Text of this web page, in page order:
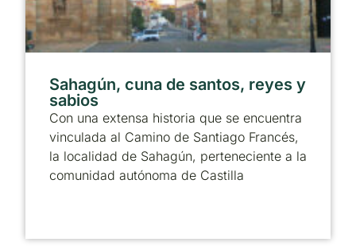
Sahagún, cuna de santos, reyes y
sabios
Con una extensa historia que se encuentra
vinculada al Camino de Santiago Francés,
la localidad de Sahagún, perteneciente a la
comunidad autónoma de Castilla